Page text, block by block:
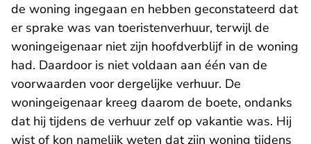
de woning ingegaan en hebben geconstateerd dat
er sprake was van toeristenverhuur, terwijl de
woningeigenaar niet zijn hoofdverblijf in de woning
had. Daardoor is niet voldaan aan één van de
voorwaarden voor dergelijke verhuur. De
woningeigenaar kreeg daarom de boete, ondanks
dat hij tijdens de verhuur zelf op vakantie was. Hij
wist of kon namelijk weten dat zijn woning tijdens